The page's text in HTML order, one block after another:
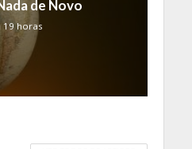
de Novo
19 horas